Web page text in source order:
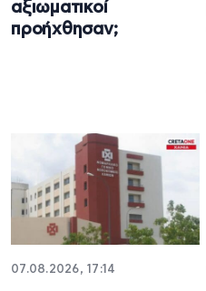
αξιωματικοί
προήχθησαν;
07.08.2026, 17:14